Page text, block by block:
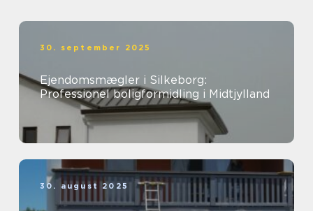
30. september 2025
Ejendomsmægler i Silkeborg:
Professionel boligformidling i Midtjylland
30. august 2025